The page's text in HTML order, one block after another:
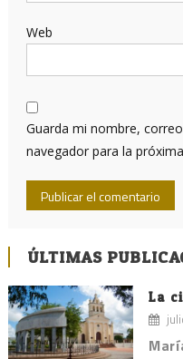
Web
Guarda mi nombre,
navegador para la
ÚLTIMAS
La